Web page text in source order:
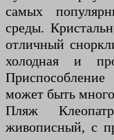
самых
среды.
отличный
холодная и
может быть
Пляж
живописный, с